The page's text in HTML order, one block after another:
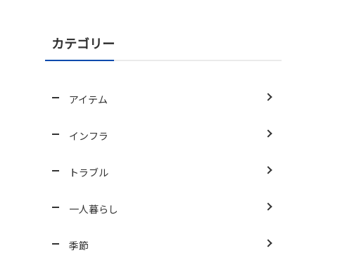
カテゴリー
アイテム
インフラ
トラブル
一人暮らし
季節